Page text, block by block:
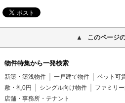
このページ
物件特集から一発検索
新築・築浅物件 一戸建て物件 ペット可
敷・礼0円
シングル向け物件
ファミリ
店舗・事務所・テナント